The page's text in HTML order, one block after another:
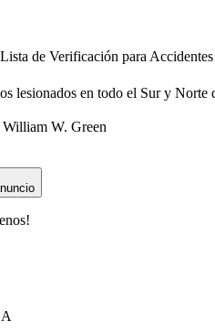
de Verificación para
lesionados en todo el Sur y Norte
W. Green